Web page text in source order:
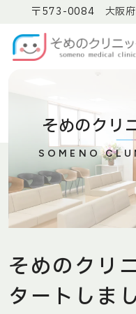
〒573-0084 大阪府
そめのクリ
SOMENO
そめのクリ
タートしま